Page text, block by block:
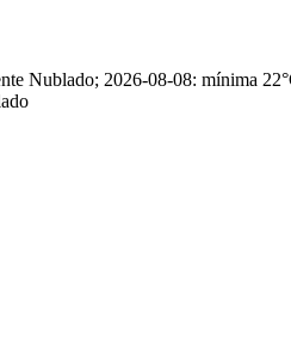
Nublado; 2026-08-08: mínima